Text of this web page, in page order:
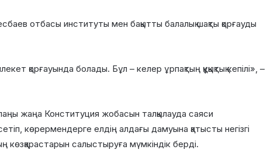
отбасы институты мен бақытты балалық шақты қорғауды
қорғауында болады. Бұл – келер ұрпақтың құқықтық кепілі», –
жаңа Конституция жобасын талқылауда саяси
көрермендерге елдің алдағы дамуына қатысты негізгі
салыстыруға мүмкіндік берді.